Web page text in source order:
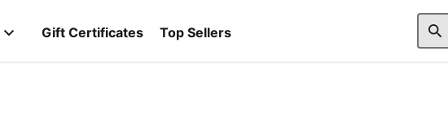
Gift Certificates Top Sellers